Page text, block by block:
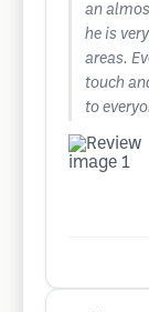
an
he is
areas.
touch
to